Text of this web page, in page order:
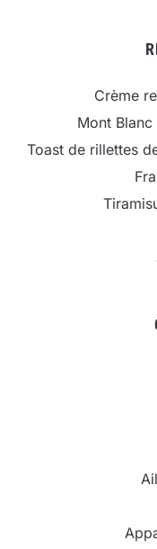
Crème
Mont
Toast de rillettes